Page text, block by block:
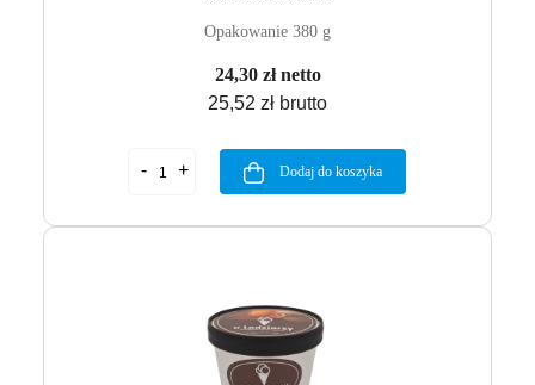
Opakowanie 380 g
24,30 zł netto
25,52 zł brutto
Dodaj do koszyka